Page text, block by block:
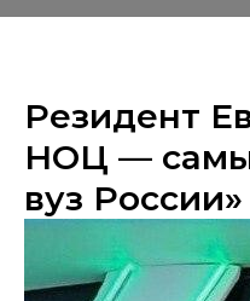
Резидент
НОЦ —
вуз России»